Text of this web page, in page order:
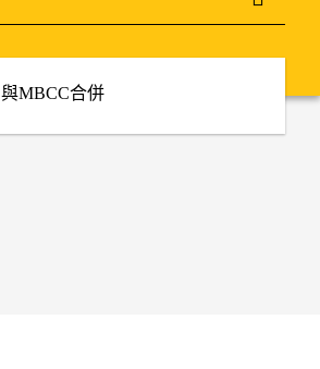
與MBCC合併